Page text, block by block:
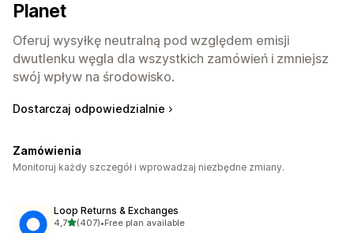
Planet
Oferuj wysyłkę neutralną pod względem emisji
dwutlenku węgla dla wszystkich zamówień i zmniejsz
swój wpływ na środowisko.
Dostarczaj odpowiedzialnie
Zamówienia
Monitoruj każdy szczegół i wprowadzaj niezbędne zmiany.
Loop Returns & Exchanges
4,7na 5 gwiazdek
(407)
Łączna liczba recenzji: 407
•Free plan available